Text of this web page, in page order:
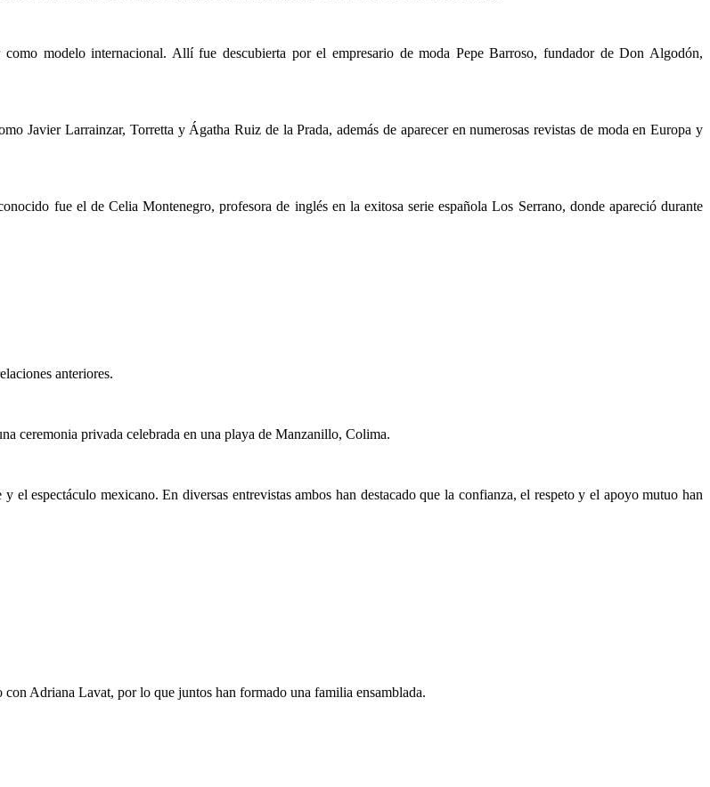
modelo internacional. Allí fue descubierta por el empresario de moda Pepe Barroso, fundador de Don Algodón,
Javier Larrainzar, Torretta y Ágatha Ruiz de la Prada, además de aparecer en numerosas revistas de moda en Europa y
fue el de Celia Montenegro, profesora de inglés en la exitosa serie española Los Serrano, donde apareció durante
anteriores.
ceremonia privada celebrada en una playa de Manzanillo, Colima.
el espectáculo mexicano. En diversas entrevistas ambos han destacado que la confianza, el respeto y el apoyo mutuo han
Adriana Lavat, por lo que juntos han formado una familia ensamblada.